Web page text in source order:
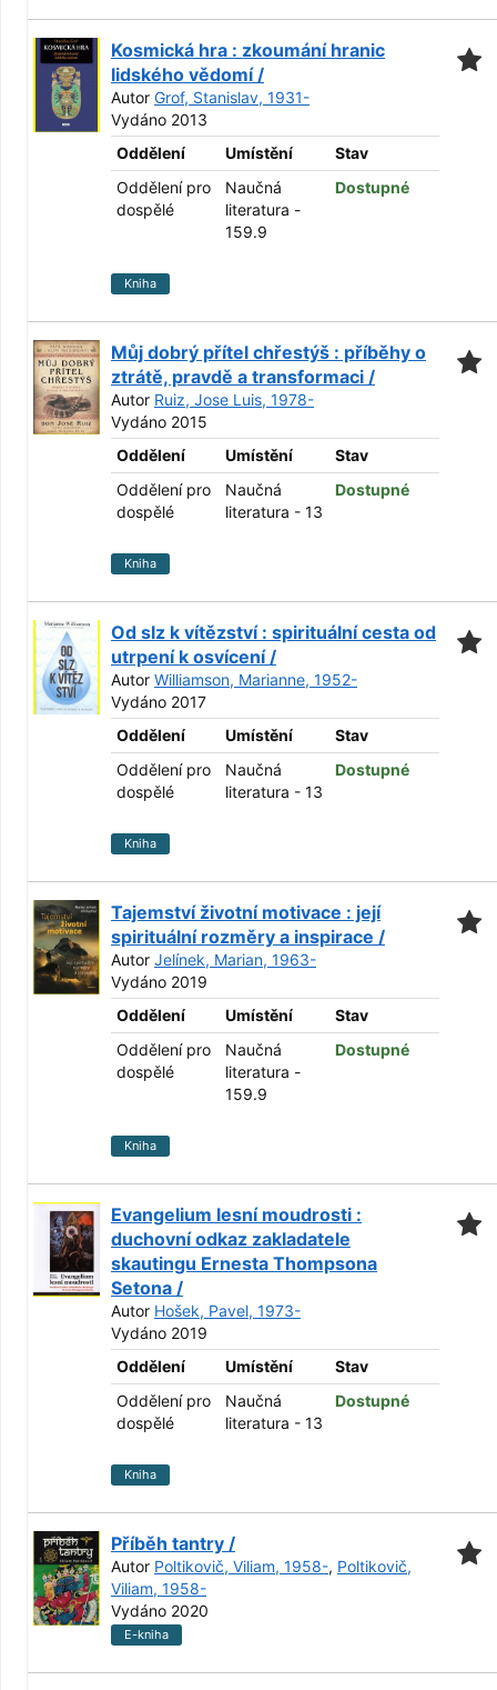
Kosmická hra : zkoumání hranic
lidského vědomí /
Autor Grof, Stanislav, 1931-
Vydáno 2013
Oddělení
Umístění
Stav
Oddělení pro
dospělé
Naučná
literatura -
159.9
Dostupné
Kniha
Můj dobrý přítel chřestýš : příběhy o
ztrátě, pravdě a transformaci /
Autor Ruiz, Jose Luis, 1978-
Vydáno 2015
Oddělení
Umístění
Stav
Oddělení pro
dospělé
Naučná
literatura - 13
Dostupné
Kniha
Od slz k vítězství : spirituální cesta od
utrpení k osvícení /
Autor Williamson, Marianne, 1952-
Vydáno 2017
Oddělení
Umístění
Stav
Oddělení pro
dospělé
Naučná
literatura - 13
Dostupné
Kniha
Tajemství životní motivace : její
spirituální rozměry a inspirace /
Autor Jelínek, Marian, 1963-
Vydáno 2019
Oddělení
Umístění
Stav
Oddělení pro
dospělé
Naučná
literatura -
159.9
Dostupné
Kniha
Evangelium lesní moudrosti :
duchovní odkaz zakladatele
skautingu Ernesta Thompsona
Setona /
Autor Hošek, Pavel, 1973-
Vydáno 2019
Oddělení
Umístění
Stav
Oddělení pro
dospělé
Naučná
literatura - 13
Dostupné
Kniha
Příběh tantry /
Autor Poltikovič, Viliam, 1958-, Poltikovič,
Viliam, 1958-
Vydáno 2020
E-kniha